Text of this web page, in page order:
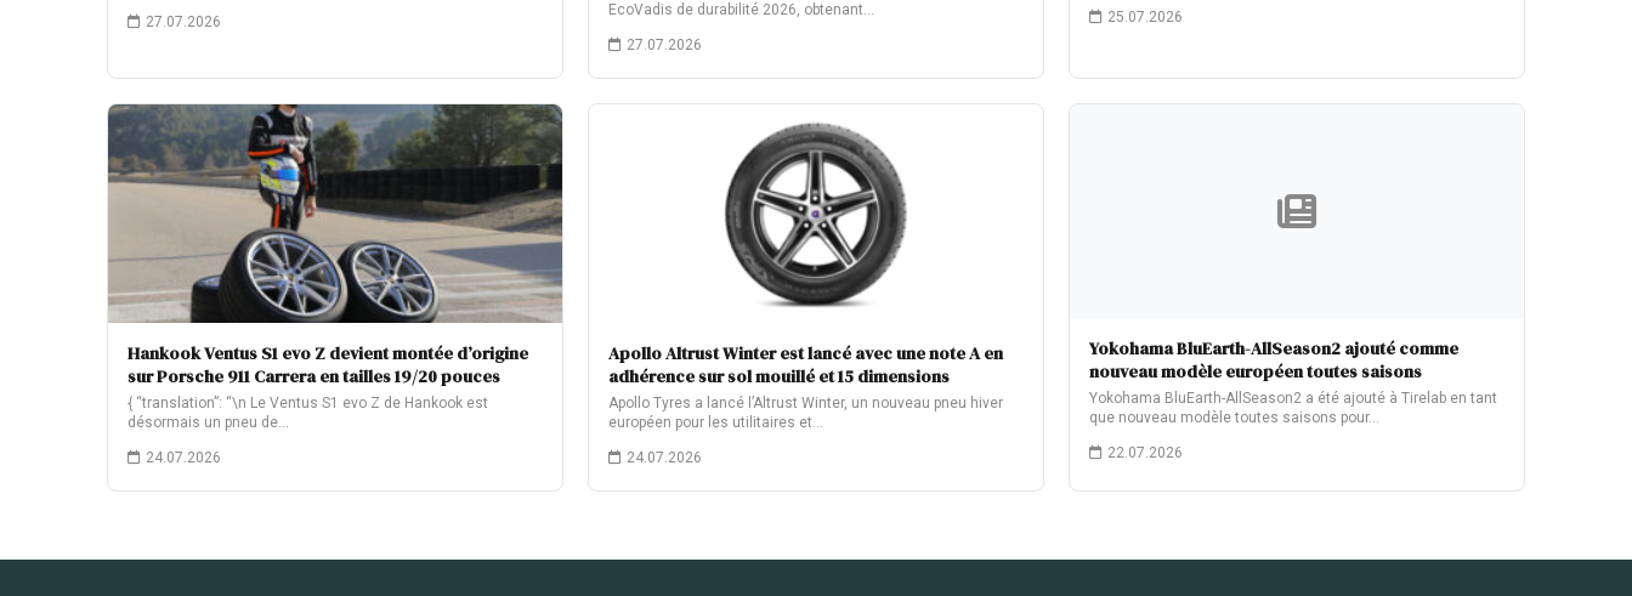
27.07.2026
EcoVadis de durabilité 2026, obtenant…
27.07.2026
25.07.2026
Hankook Ventus S1 evo Z devient montée d’origine
sur Porsche 911 Carrera en tailles 19/20 pouces
{ “translation”: “\n Le Ventus S1 evo Z de Hankook est
désormais un pneu de…
24.07.2026
Apollo Altrust Winter est lancé avec une note A en
adhérence sur sol mouillé et 15 dimensions
Apollo Tyres a lancé l’Altrust Winter, un nouveau pneu hiver
européen pour les utilitaires et…
24.07.2026
Yokohama BluEarth-AllSeason2 ajouté comme
nouveau modèle européen toutes saisons
Yokohama BluEarth-AllSeason2 a été ajouté à Tirelab en tant
que nouveau modèle toutes saisons pour…
22.07.2026